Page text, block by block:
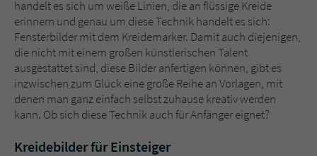
handelt es sich um weiße Linien, die an flüssige Kreide
erinnern und genau um diese Technik handelt es sich:
Fensterbilder mit dem Kreidemarker. Damit auch diejenigen,
die nicht mit einem großen künstlerischen Talent
ausgestattet sind, diese Bilder anfertigen können, gibt es
inzwischen zum Glück eine große Reihe an Vorlagen, mit
denen man ganz einfach selbst zuhause kreativ werden
kann. Ob sich diese Technik auch für Anfänger eignet?
Kreidebilder für Einsteiger
Sicherheitscode des Kontaktformulars zu
überprüfen.